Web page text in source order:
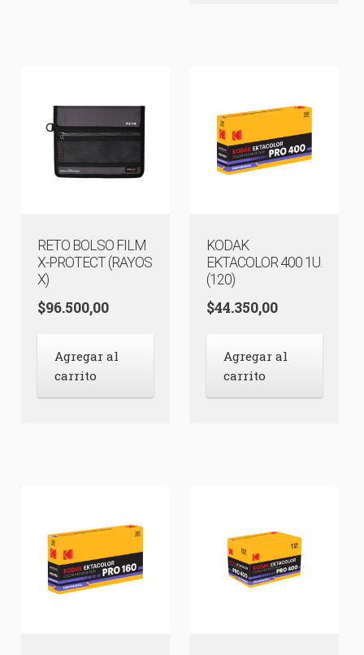
RETO BOLSO FILM
X-PROTECT (RAYOS
X)
$96.500,00
Agregar al
carrito
KODAK
EKTACOLOR 400 1U.
(120)
$44.350,00
Agregar al
carrito